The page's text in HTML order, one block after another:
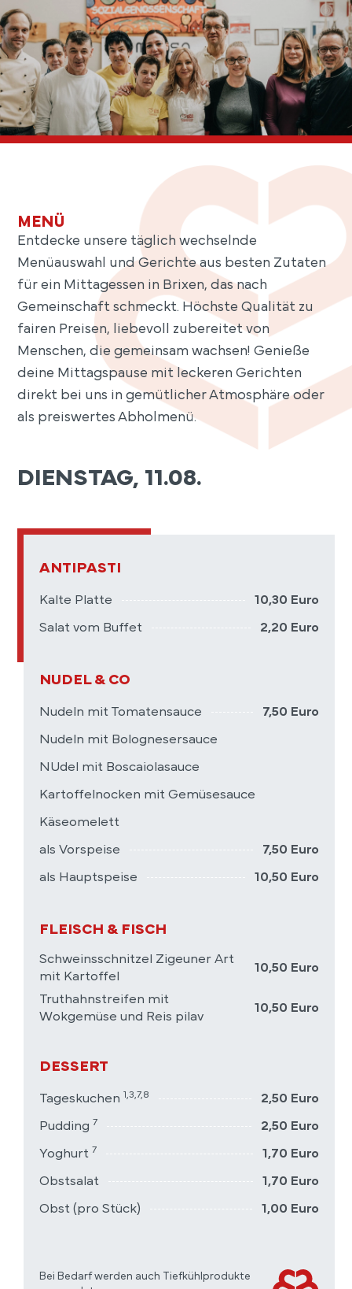
MENÜ
Entdecke unsere täglich wechselnde
Menüauswahl und Gerichte aus besten Zutaten
für ein Mittagessen in Brixen, das nach
Gemeinschaft schmeckt. Höchste Qualität zu
fairen Preisen, liebevoll zubereitet von
Menschen, die gemeinsam wachsen! Genieße
deine Mittagspause mit leckeren Gerichten
direkt bei uns in gemütlicher Atmosphäre oder
als preiswertes Abholmenü.
DIENSTAG, 11.08.
ANTIPASTI
Kalte Platte 10,30 Euro
Salat vom Buffet 2,20 Euro
NUDEL & CO
Nudeln mit Tomatensauce 7,50 Euro
Nudeln mit Bolognesersauce
NUdel mit Boscaiolasauce
Kartoffelnocken mit Gemüsesauce
Käseomelett
als Vorspeise 7,50 Euro
als Hauptspeise 10,50 Euro
FLEISCH & FISCH
Schweinsschnitzel Zigeuner Art
mit Kartoffel
10,50 Euro
Truthahnstreifen mit
Wokgemüse und Reis pilav
10,50 Euro
DESSERT
Tageskuchen 1,3,7,8 2,50 Euro
Pudding 7 2,50 Euro
Yoghurt 7 1,70 Euro
Obstsalat 1,70 Euro
Obst (pro Stück) 1,00 Euro
Bei Bedarf werden auch Tiefkühlprodukte